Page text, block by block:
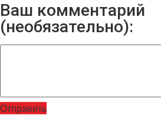
Ваш комментарий
(необязательно):
Отправить